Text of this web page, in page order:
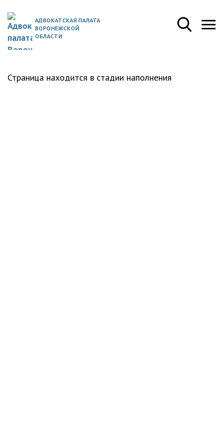
АДВОКАТСКАЯ ПАЛАТА
ВОРОНЕЖСКОЙ
ОБЛАСТИ
Страница находится в стадии наполнения